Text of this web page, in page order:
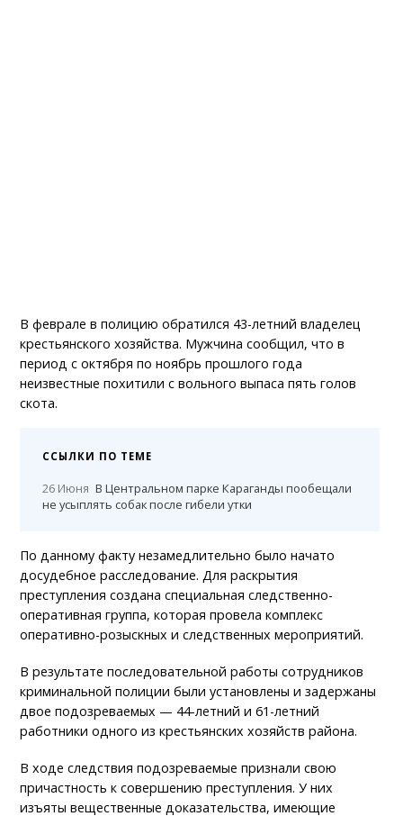
В феврале в полицию обратился 43-летний владелец
крестьянского хозяйства. Мужчина сообщил, что в
период с октября по ноябрь прошлого года
неизвестные похитили с вольного выпаса пять голов
скота.
ССЫЛКИ ПО ТЕМЕ
26 Июня В Центральном парке Караганды пообещали
не усыплять собак после гибели утки
По данному факту незамедлительно было начато
досудебное расследование. Для раскрытия
преступления создана специальная следственно-
оперативная группа, которая провела комплекс
оперативно-розыскных и следственных мероприятий.
В результате последовательной работы сотрудников
криминальной полиции были установлены и задержаны
двое подозреваемых — 44-летний и 61-летний
работники одного из крестьянских хозяйств района.
В ходе следствия подозреваемые признали свою
причастность к совершению преступления. У них
изъяты вещественные доказательства, имеющие